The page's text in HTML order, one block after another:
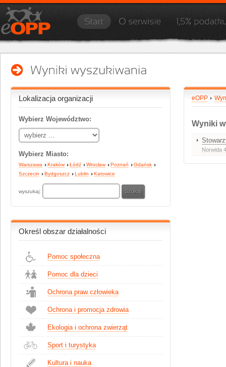
Lokalizacja organizacji
Wybierz Województwo:
Wybierz Miasto:
Warszawa Kraków Łódź Wrocław Poznań
Gdańsk
Szczecin
Bydgoszcz Lublin Katowice
wyszukaj:
Określ obszar działalności
Pomoc społeczna
Pomoc dla dzieci
Ochrona praw człowieka
Ochrona i promocja zdrowia
Ekologia i ochrona zwierząt
Sport i turystyka
Kultura i nauka
eOPP
Wyniki
Norwida